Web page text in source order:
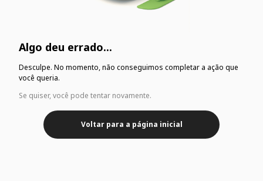
Algo deu errado...
Desculpe. No momento, não conseguimos completar a ação que
você queria.
Se quiser, você pode tentar novamente.
Voltar para a página inicial